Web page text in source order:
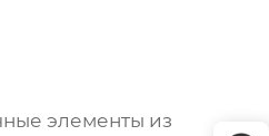
элементы из